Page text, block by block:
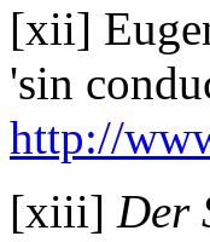
[xii]
'sin
http://
[xiii] Der